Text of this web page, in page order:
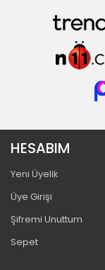
HESABIM
Yeni Üyelik
Üye Girişi
Şifremi Unuttum
Sepet